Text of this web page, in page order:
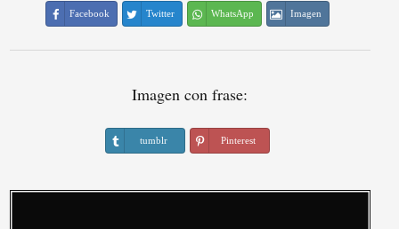
Facebook Twitter WhatsApp Imagen
Imagen con frase:
tumblr Pinterest